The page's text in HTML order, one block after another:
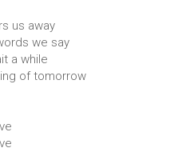
us away
we say
a while
of tomorrow